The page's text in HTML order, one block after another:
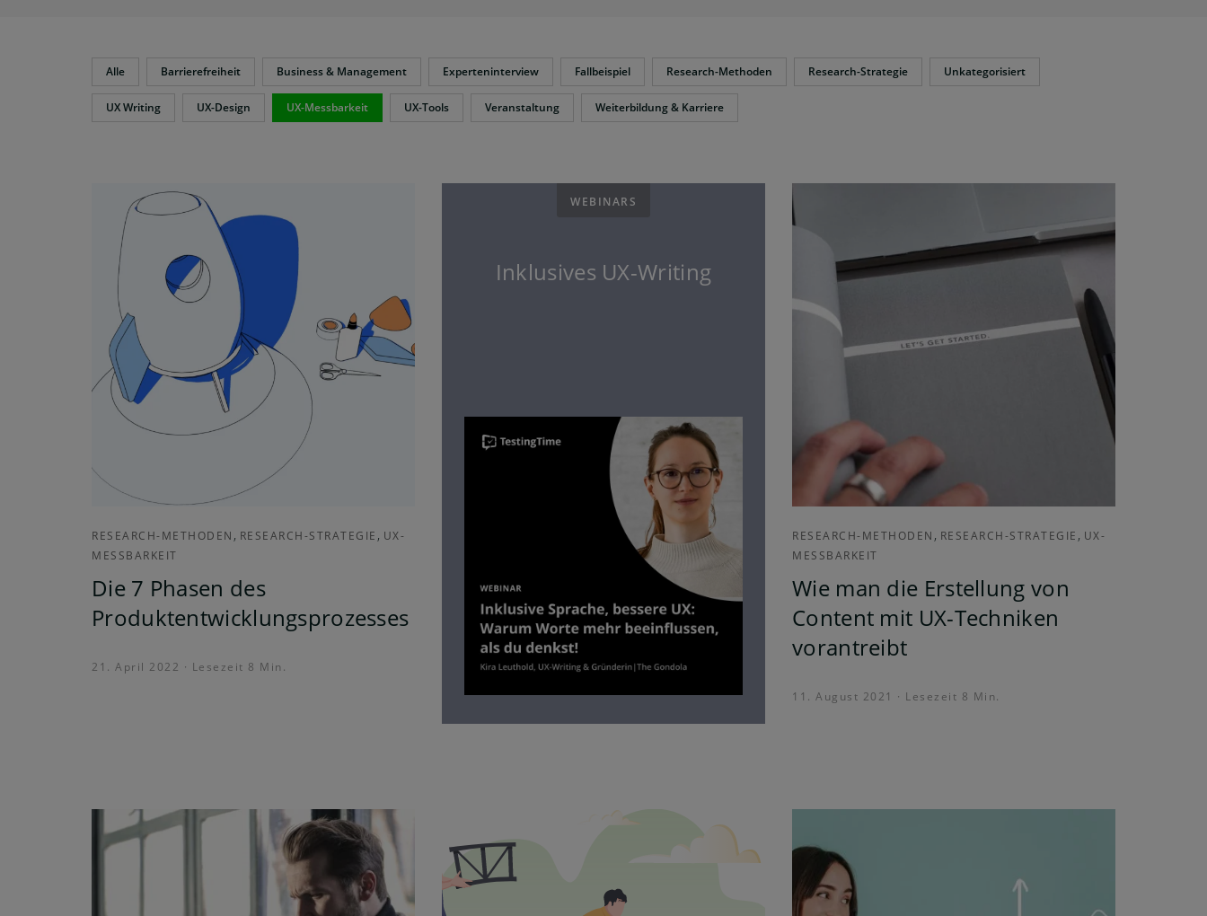
Alle Barrierefreiheit Business & Management Experteninterview Fallbeispiel Research-Methoden Research-Strategie Unkategorisiert
UX Writing UX-Design UX-Messbarkeit UX-Tools Veranstaltung Weiterbildung & Karriere
RESEARCH-METHODEN , RESEARCH-STRATEGIE , UX-
MESSBARKEIT
Die 7 Phasen des
Produktentwicklungsprozesses
21. April 2022 · Lesezeit 8 Min.
WEBINARS
Inklusives UX-Writing
RESEARCH-METHODEN , RESEARCH-STRATEGIE , UX-
MESSBARKEIT
Wie man die Erstellung von
Content mit UX-Techniken
vorantreibt
11. August 2021 · Lesezeit 8 Min.